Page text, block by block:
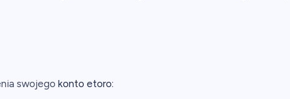
swojego konto etoro: